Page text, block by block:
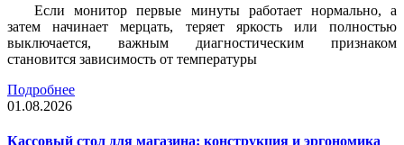
Если монитор первые минуты работает нормально, а
затем начинает мерцать, теряет яркость или полностью
выключается, важным диагностическим признаком
становится зависимость от температуры
Подробнее
01.08.2026
Кассовый стол для магазина: конструкция и эргономика